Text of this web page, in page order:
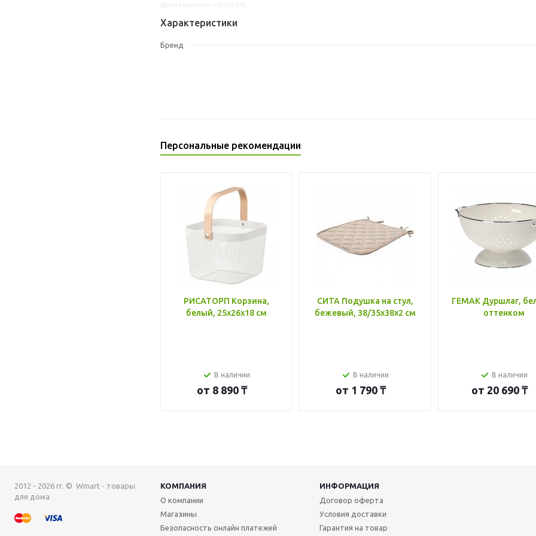
Характеристики
Бренд
Персональные рекомендации
РИСАТОРП Корзина,
белый, 25x26x18 см
В наличии
от 8 890 ₸
СИТА Подушка на стул,
бежевый, 38/35x38x2 см
В наличии
от 1 790 ₸
ГЕМАК Дуршлаг,
оттенком
В наличии
от 20 690 ₸
2012 - 2026 гг. © Wmart - товары
для дома
КОМПАНИЯ
ИНФОРМАЦИЯ
О компании
Магазины
Безопасность онлайн платежей
Договор оферта
Условия доставки
Гарантия на товар